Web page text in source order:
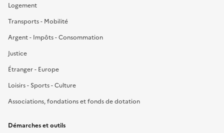
Logement
Transports - Mobilité
Argent - Impôts - Consommation
Justice
Étranger - Europe
Loisirs - Sports - Culture
Associations, fondations et fonds de dotation
Démarches et outils